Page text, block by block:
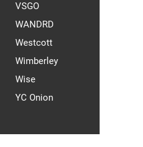
VSGO
WANDRD
Westcott
Wimberley
Wise
YC Onion